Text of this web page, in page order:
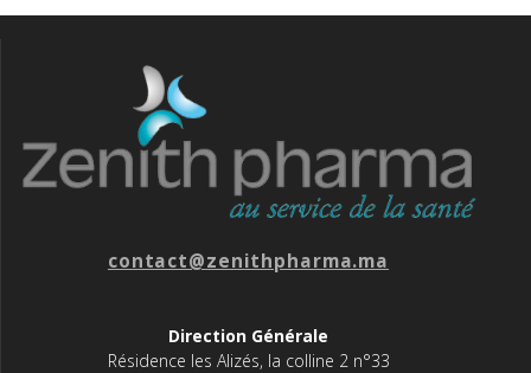
contact@zenithpharma.ma
Direction Générale
Résidence les Alizés, la colline 2 n°33